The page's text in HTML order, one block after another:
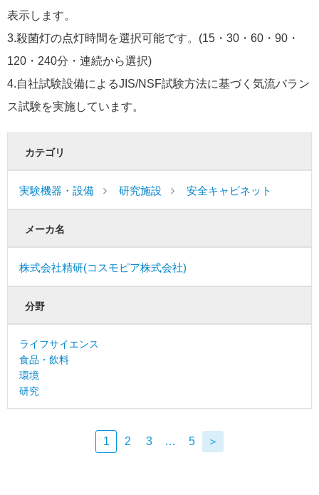
表示します。
3.殺菌灯の点灯時間を選択可能です。(15・30・60・90・
120・240分・連続から選択)
4.自社試験設備によるJIS/NSF試験方法に基づく気流バラン
ス試験を実施しています。
カテゴリ
実験機器・設備 研究施設 安全キャビネット
メーカ名
株式会社精研(コスモピア株式会社)
分野
ライフサイエンス
食品・飲料
環境
研究
1 2 3 … 5 ＞